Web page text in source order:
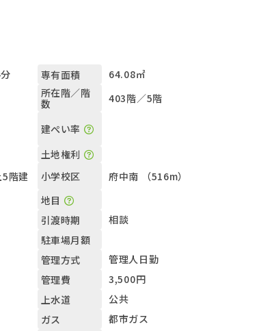
専有面積
64.08㎡
所在階／階
数
403階／5階
建ぺい率
土地権利
階建 小学校区
府中南 （516m）
地目
引渡時期
相談
駐車場月額
管理方式
管理人日勤
管理費
3,500円
上水道
公共
ガス
都市ガス